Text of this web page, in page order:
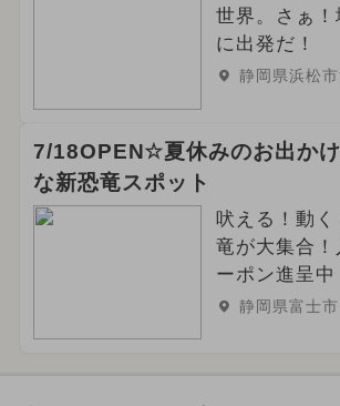
世界。さぁ！
に出発だ！
静岡県浜松
7/18OPEN☆夏休みのお出か
な新恐竜スポット
吠える！動
竜が大集合！
ーポン進呈中
静岡県富士市